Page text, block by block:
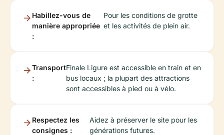
Habillez-vous de
manière appropriée
:
Pour les conditions de grotte
et les activités de plein air.
Transport
:
Finale Ligure est accessible en train et en
bus locaux ; la plupart des attractions
sont accessibles à pied ou à vélo.
Respectez les
consignes :
Aidez à préserver le site pour les
générations futures.